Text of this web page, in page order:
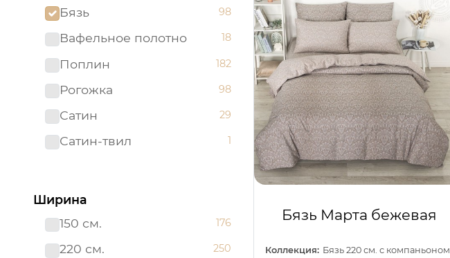
Сатин 220 см 19
Сатин 220 см.
гладкокрашенный
9
Сатин-твил 220 см 1
Бязь
98
Вафельное полотно 18
Поплин 182
Рогожка 98
Сатин 29
Сатин-твил 1
Ширина
150 см.
176
220 см. 250
Бязь Марта бежевая
Коллекция: Бязь 220 см. с компаньоном